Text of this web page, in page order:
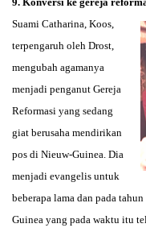
Suami Catharina, Koos,
terpengaruh oleh Drost,
mengubah agamanya
menjadi penganut Gereja
Reformasi yang sedang
giat berusaha mendirikan
pos di Nieuw-Guinea. Dia
menjadi evangelis untuk
beberapa lama dan pada
Guinea yang pada waktu itu